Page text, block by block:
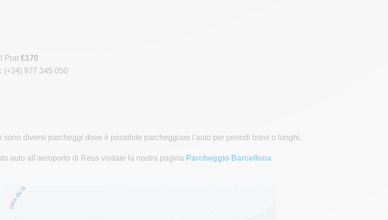
Prat €170
(+34) 977 345 050
sono diversi parcheggi dove è possibile parcheggiare l'auto per periodi brevi o lunghi.
auto all'aeroporto di Reus visitate la nostra pagina Parcheggio Barcellona